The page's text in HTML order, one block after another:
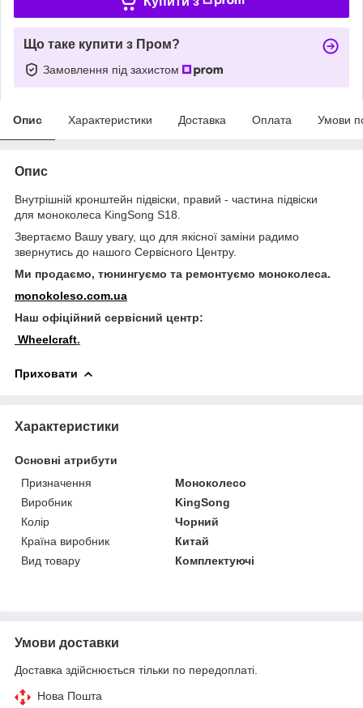
Що таке купити з Пром?
Замовлення під захистом
Опис Характеристики Доставка Оплата Умови
Опис
Внутрішній кронштейн підвіски, правий - частина підвіски
для моноколеса KingSong S18.
Звертаємо Вашу увагу, що для якісної заміни радимо
звернутись до нашого Сервісного Центру.
Ми продаємо, тюнингуємо та ремонтуємо моноколеса.
monokoleso.com.ua
Наш офіційний сервісний центр:
Wheelcraft.
Приховати
Характеристики
Основні атрибути
Призначення
Моноколесо
Виробник
KingSong
Колір
Чорний
Країна виробник
Китай
Вид товару
Комплектуючі
Умови доставки
Доставка здійснюється тільки по передоплаті.
Нова Пошта